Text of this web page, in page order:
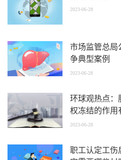
2023-06-28
市场监管总局
争典型案例
2023-06-28
环球观热点：
权冻结的作用
2023-06-28
职工认定工伤